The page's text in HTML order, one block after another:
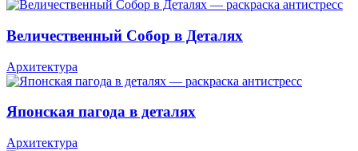
Величественный Собор в Деталях
Архитектура
Японская пагода в деталях
Архитектура